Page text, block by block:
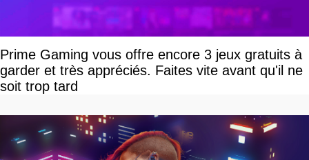
Prime Gaming vous offre encore 3 jeux gratuits à
garder et très appréciés. Faites vite avant qu'il ne
soit trop tard